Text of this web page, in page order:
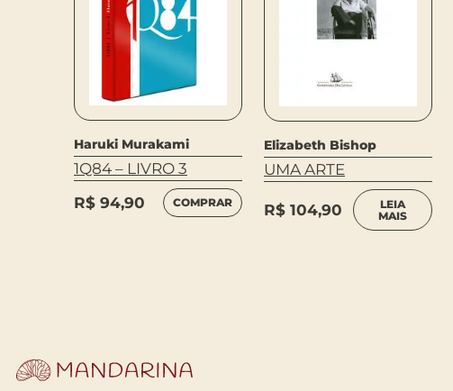
Haruki Murakami
1Q84 – LIVRO 3
R$ 94,90 COMPRAR
Elizabeth Bishop
UMA ARTE
R$ 104,90
LEIA
MAIS